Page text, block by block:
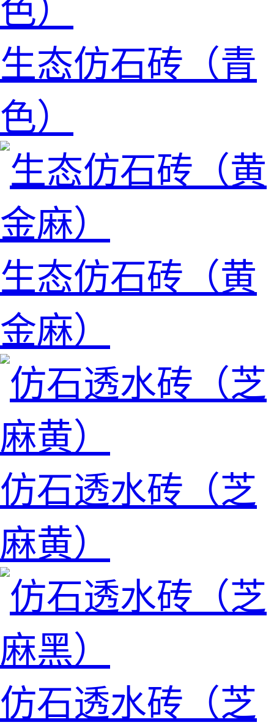
生态仿石砖（青
色）
生态仿石砖（黄
金麻）
仿石透水砖（芝
麻黄）
仿石透水砖（芝